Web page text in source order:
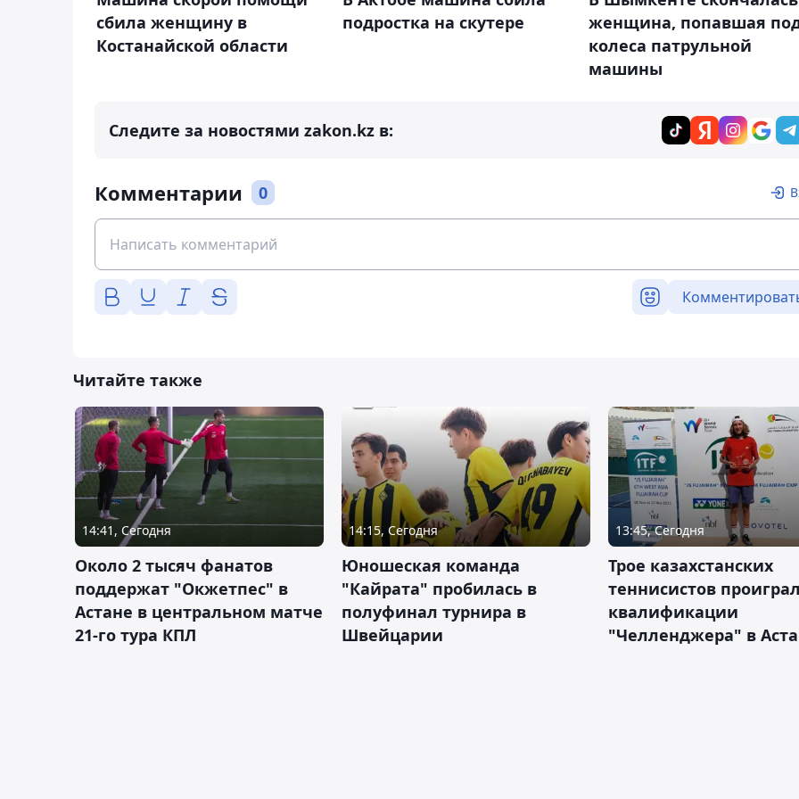
сбила женщину в
Костанайской области
подростка на скутере
женщина, попавшая
колеса патрульной
машины
Следите за новостями zakon.kz в:
Комментарии 0
Читайте также
14:41, Сегодня
Около 2 тысяч фанатов
поддержат "Окжетпес" в
Астане в центральном матче
21-го тура КПЛ
14:15, Сегодня
Юношеская команда
"Кайрата" пробилась в
полуфинал турнира в
Швейцарии
13:45, Сегодня
Трое казахстанских
теннисистов
квалификации
"Челленджера" в